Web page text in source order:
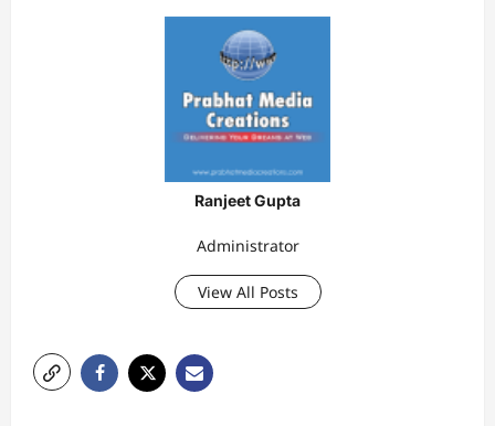
Ranjeet Gupta
Administrator
View All Posts